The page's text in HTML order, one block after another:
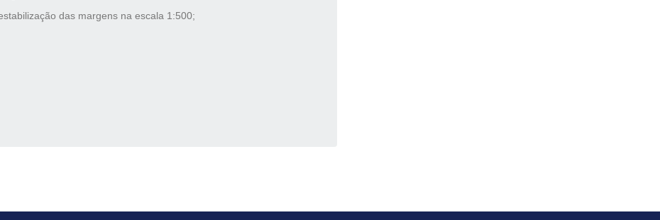
das margens na escala 1:500;